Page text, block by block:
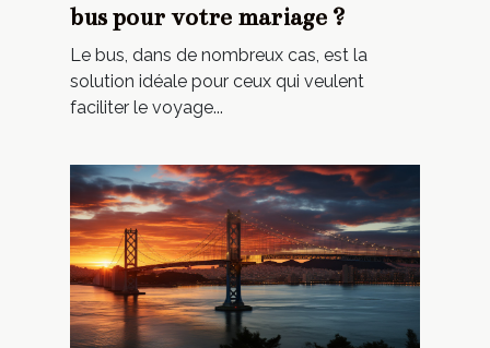
bus pour votre mariage ?
Le bus, dans de nombreux cas, est la
solution idéale pour ceux qui veulent
faciliter le voyage...